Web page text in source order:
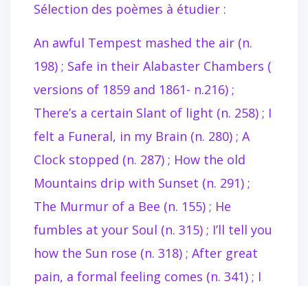
Sélection des poèmes à étudier :
An awful Tempest mashed the air (n.
198) ; Safe in their Alabaster Chambers (
versions of 1859 and 1861- n.216) ;
There’s a certain Slant of light (n. 258) ; I
felt a Funeral, in my Brain (n. 280) ; A
Clock stopped (n. 287) ; How the old
Mountains drip with Sunset (n. 291) ;
The Murmur of a Bee (n. 155) ; He
fumbles at your Soul (n. 315) ; I’ll tell you
how the Sun rose (n. 318) ; After great
pain, a formal feeling comes (n. 341) ; I